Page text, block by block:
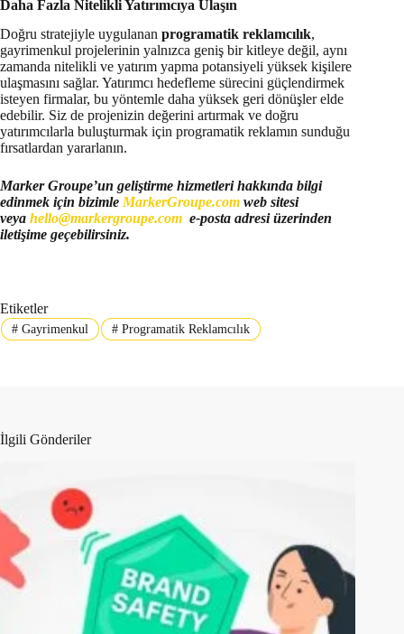
Daha Fazla Nitelikli Yatırımcıya Ulaşın
Doğru stratejiyle uygulanan programatik reklamcılık,
gayrimenkul projelerinin yalnızca geniş bir kitleye değil, aynı
zamanda nitelikli ve yatırım yapma potansiyeli yüksek kişilere
ulaşmasını sağlar. Yatırımcı hedefleme sürecini güçlendirmek
isteyen firmalar, bu yöntemle daha yüksek geri dönüşler elde
edebilir. Siz de projenizin değerini artırmak ve doğru
yatırımcılarla buluşturmak için programatik reklamın sunduğu
fırsatlardan yararlanın.
Marker Groupe’un geliştirme hizmetleri hakkında bilgi
edinmek için bizimle MarkerGroupe.com web sitesi
veya hello@markergroupe.com e-posta adresi üzerinden
iletişime geçebilirsiniz.
Etiketler
#Gayrimenkul #Programatik Reklamcılık
İlgili Gönderiler